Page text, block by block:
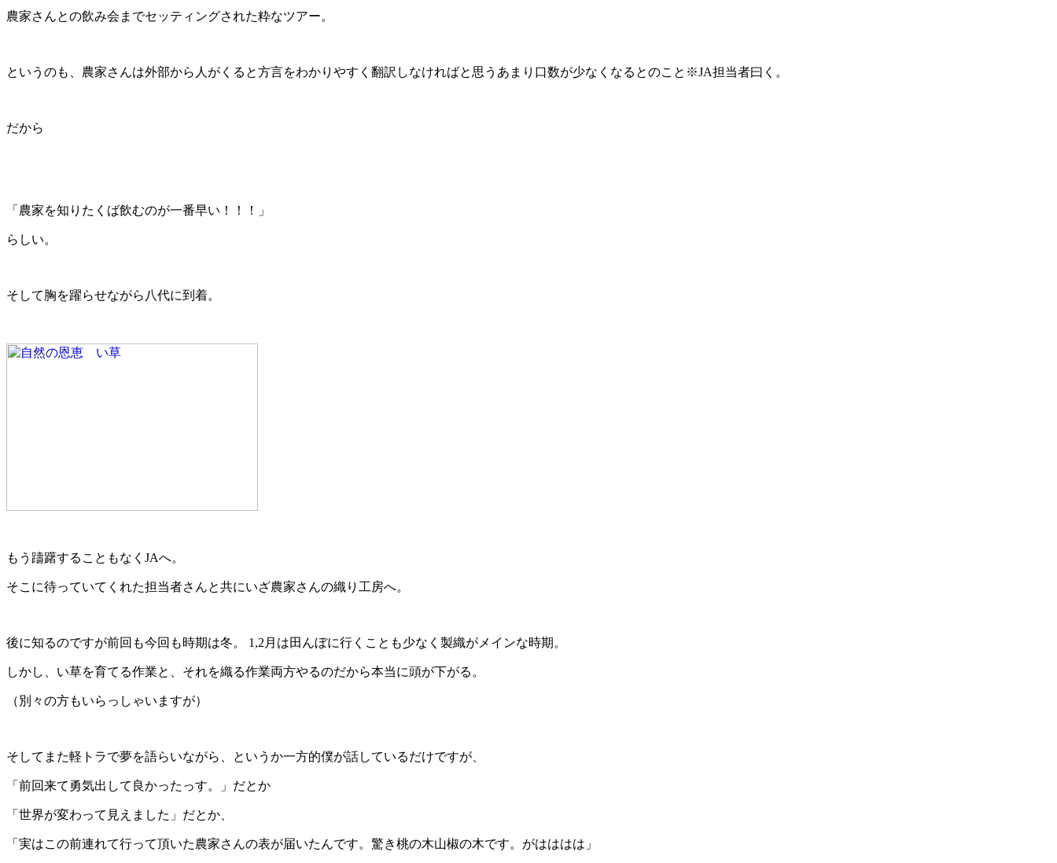
農家さんとの飲み会までセッティングされた粋なツアー。
というのも、農家さんは外部から人がくると方言をわかりやすく翻訳しなければと思うあまり口数が少なくなるとのこと※JA担当者曰く。
だから
「農家を知りたくば飲むのが一番早い！！！」
らしい。
そして胸を躍らせながら八代に到着。
もう躊躇することもなくJAへ。
そこに待っていてくれた担当者さんと共にいざ農家さんの織り工房へ。
後に知るのですが前回も今回も時期は冬。 1,2月は田んぼに行くことも少なく製織がメインな時期。
しかし、い草を育てる作業と、それを織る作業両方やるのだから本当に頭が下がる。
（別々の方もいらっしゃいますが）
そしてまた軽トラで夢を語らいながら、というか一方的僕が話しているだけですが、
「前回来て勇気出して良かったっす。」だとか
「世界が変わって見えました」だとか、
「実はこの前連れて行って頂いた農家さんの表が届いたんです。驚き桃の木山椒の木です。がはははは」